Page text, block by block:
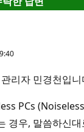
리자 민경천입니
PCs
경우, 말씀하신